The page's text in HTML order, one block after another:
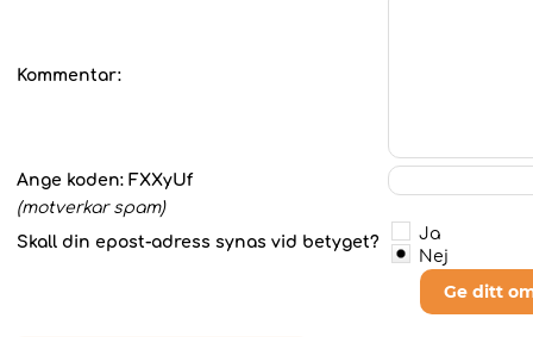
Kommentar:
Ange koden: FXXyUf
(motverkar spam)
Skall din epost-adress synas vid betyget?
Ja
Nej
Ge ditt